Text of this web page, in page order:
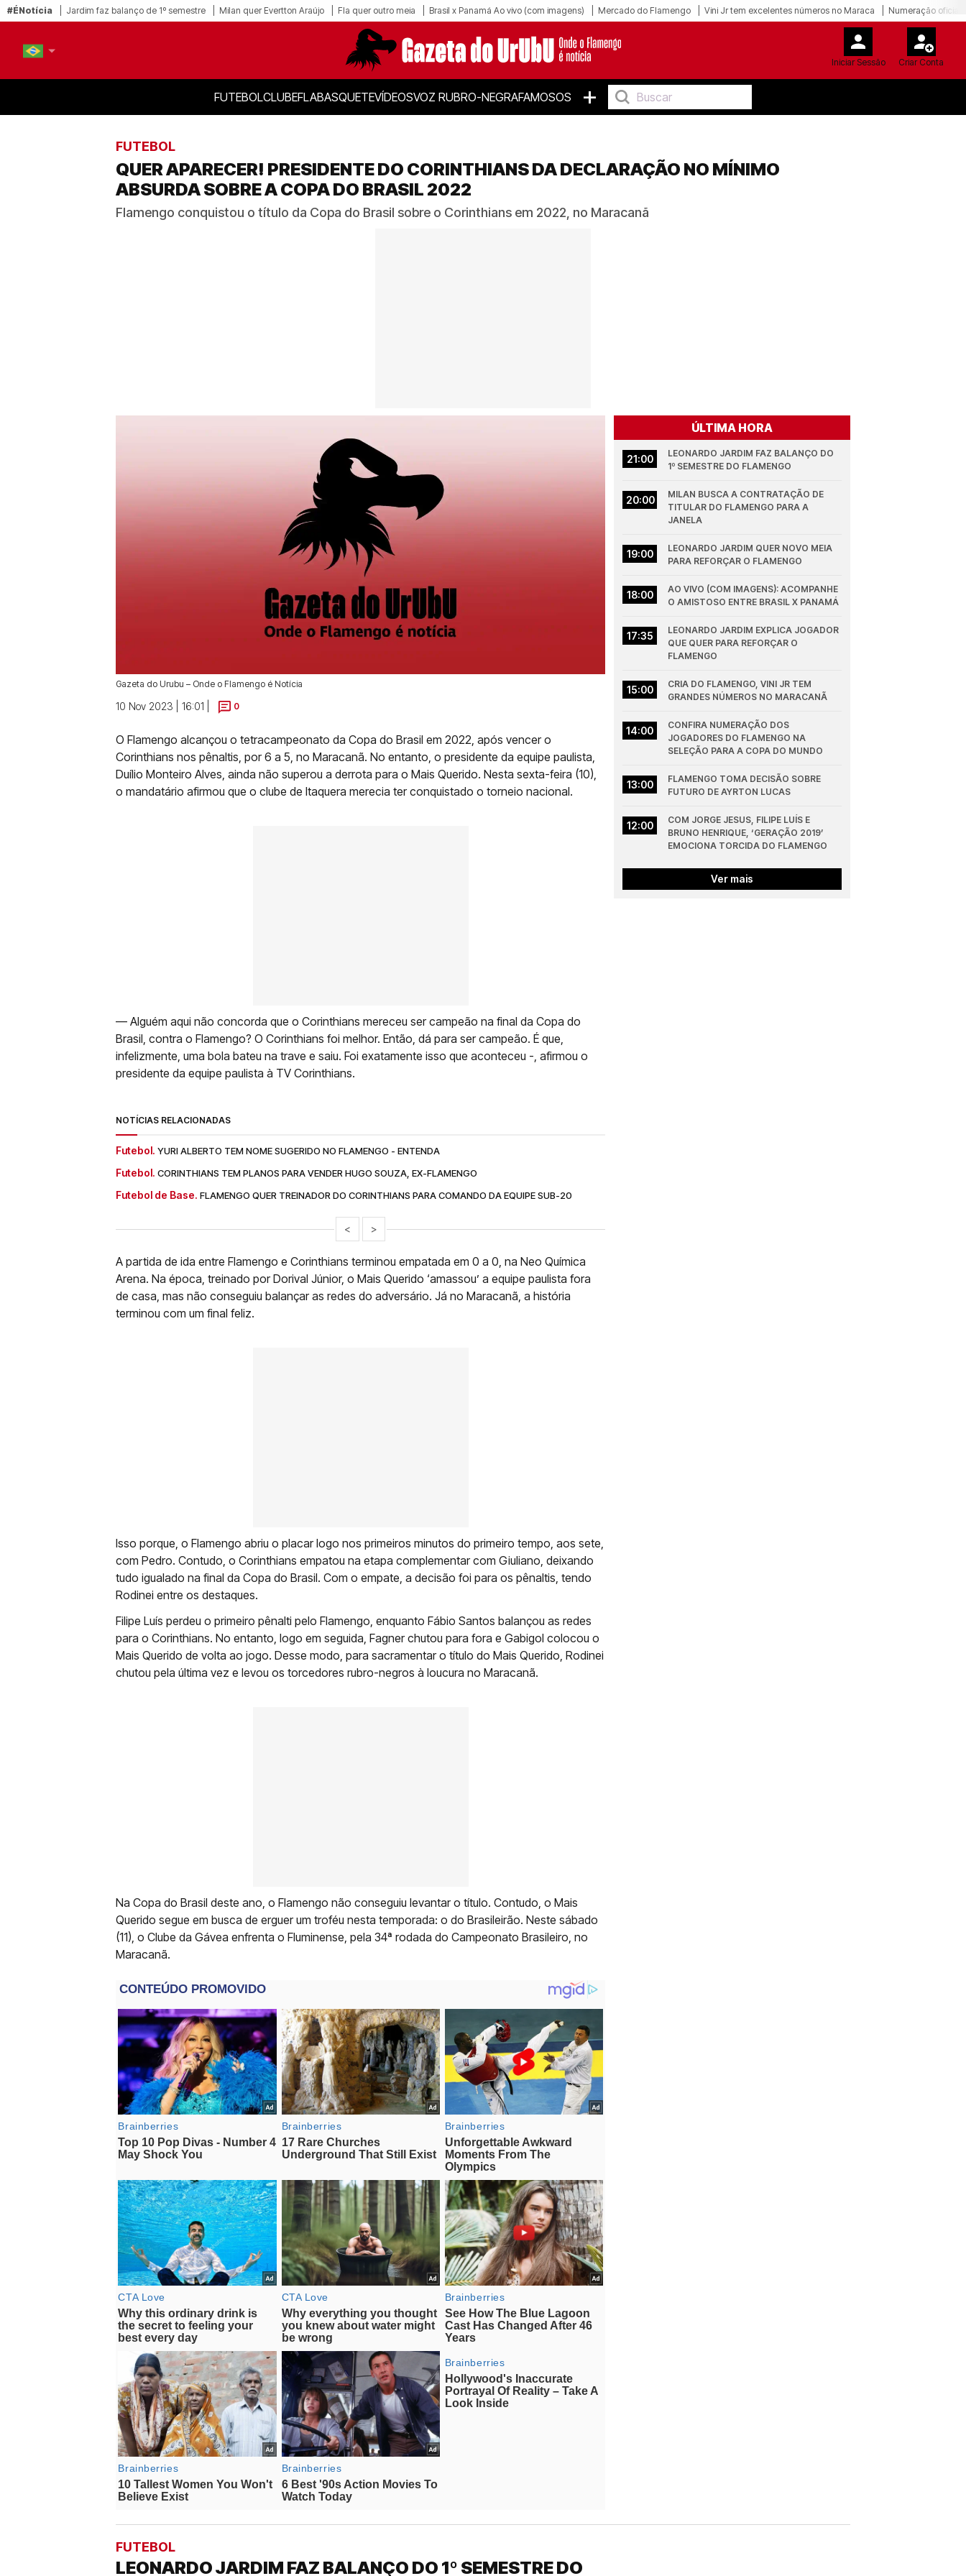
#ÉNotícia Jardim faz balanço de 1º semestre Milan quer Evertton Araújo Fla quer outro meia Brasil x Panamá Ao vivo (com imagens) Mercado do Flamengo Vini Jr tem excelentes números no Maraca Numeração oficial
Iniciar Sessão Criar Conta
FUTEBOLCLUBEFLABASQUETEVÍDEOSVOZ RUBRO-NEGRAFAMOSOS +
FUTEBOL
QUER APARECER! PRESIDENTE DO CORINTHIANS DA DECLARAÇÃO NO MÍNIMO
ABSURDA SOBRE A COPA DO BRASIL 2022
Flamengo conquistou o título da Copa do Brasil sobre o Corinthians em 2022, no Maracanã
Gazeta do Urubu – Onde o Flamengo é Notícia
10 Nov 2023 | 16:01 | 0
O Flamengo alcançou o tetracampeonato da Copa do Brasil em 2022, após vencer o
Corinthians nos pênaltis, por 6 a 5, no Maracanã. No entanto, o presidente da equipe paulista,
Duílio Monteiro Alves, ainda não superou a derrota para o Mais Querido. Nesta sexta-feira (10),
o mandatário afirmou que o clube de Itaquera merecia ter conquistado o torneio nacional.
— Alguém aqui não concorda que o Corinthians mereceu ser campeão na final da Copa do
Brasil, contra o Flamengo? O Corinthians foi melhor. Então, dá para ser campeão. É que,
infelizmente, uma bola bateu na trave e saiu. Foi exatamente isso que aconteceu -, afirmou o
presidente da equipe paulista à TV Corinthians.
NOTÍCIAS RELACIONADAS
Futebol. YURI ALBERTO TEM NOME SUGERIDO NO FLAMENGO - ENTENDA
Futebol. CORINTHIANS TEM PLANOS PARA VENDER HUGO SOUZA, EX-FLAMENGO
Futebol de Base. FLAMENGO QUER TREINADOR DO CORINTHIANS PARA COMANDO DA EQUIPE SUB-20
< >
A partida de ida entre Flamengo e Corinthians terminou empatada em 0 a 0, na Neo Química
Arena. Na época, treinado por Dorival Júnior, o Mais Querido ‘amassou’ a equipe paulista fora
de casa, mas não conseguiu balançar as redes do adversário. Já no Maracanã, a história
terminou com um final feliz.
Isso porque, o Flamengo abriu o placar logo nos primeiros minutos do primeiro tempo, aos sete,
com Pedro. Contudo, o Corinthians empatou na etapa complementar com Giuliano, deixando
tudo igualado na final da Copa do Brasil. Com o empate, a decisão foi para os pênaltis, tendo
Rodinei entre os destaques.
Filipe Luís perdeu o primeiro pênalti pelo Flamengo, enquanto Fábio Santos balançou as redes
para o Corinthians. No entanto, logo em seguida, Fagner chutou para fora e Gabigol colocou o
Mais Querido de volta ao jogo. Desse modo, para sacramentar o título do Mais Querido, Rodinei
chutou pela última vez e levou os torcedores rubro-negros à loucura no Maracanã.
Na Copa do Brasil deste ano, o Flamengo não conseguiu levantar o título. Contudo, o Mais
Querido segue em busca de erguer um troféu nesta temporada: o do Brasileirão. Neste sábado
(11), o Clube da Gávea enfrenta o Fluminense, pela 34ª rodada do Campeonato Brasileiro, no
Maracanã.
ÚLTIMA HORA
21:00
LEONARDO JARDIM FAZ BALANÇO DO
1º SEMESTRE DO FLAMENGO
20:00
MILAN BUSCA A CONTRATAÇÃO DE
TITULAR DO FLAMENGO PARA A
JANELA
19:00
LEONARDO JARDIM QUER NOVO MEIA
PARA REFORÇAR O FLAMENGO
18:00
AO VIVO (COM IMAGENS): ACOMPANHE
O AMISTOSO ENTRE BRASIL X PANAMÁ
17:35
LEONARDO JARDIM EXPLICA JOGADOR
QUE QUER PARA REFORÇAR O
FLAMENGO
15:00
CRIA DO FLAMENGO, VINI JR TEM
GRANDES NÚMEROS NO MARACANÃ
14:00
CONFIRA NUMERAÇÃO DOS
JOGADORES DO FLAMENGO NA
SELEÇÃO PARA A COPA DO MUNDO
13:00
FLAMENGO TOMA DECISÃO SOBRE
FUTURO DE AYRTON LUCAS
12:00
COM JORGE JESUS, FILIPE LUÍS E
BRUNO HENRIQUE, ‘GERAÇÃO 2019’
EMOCIONA TORCIDA DO FLAMENGO
Ver mais
FUTEBOL
LEONARDO JARDIM FAZ BALANÇO DO 1º SEMESTRE DO